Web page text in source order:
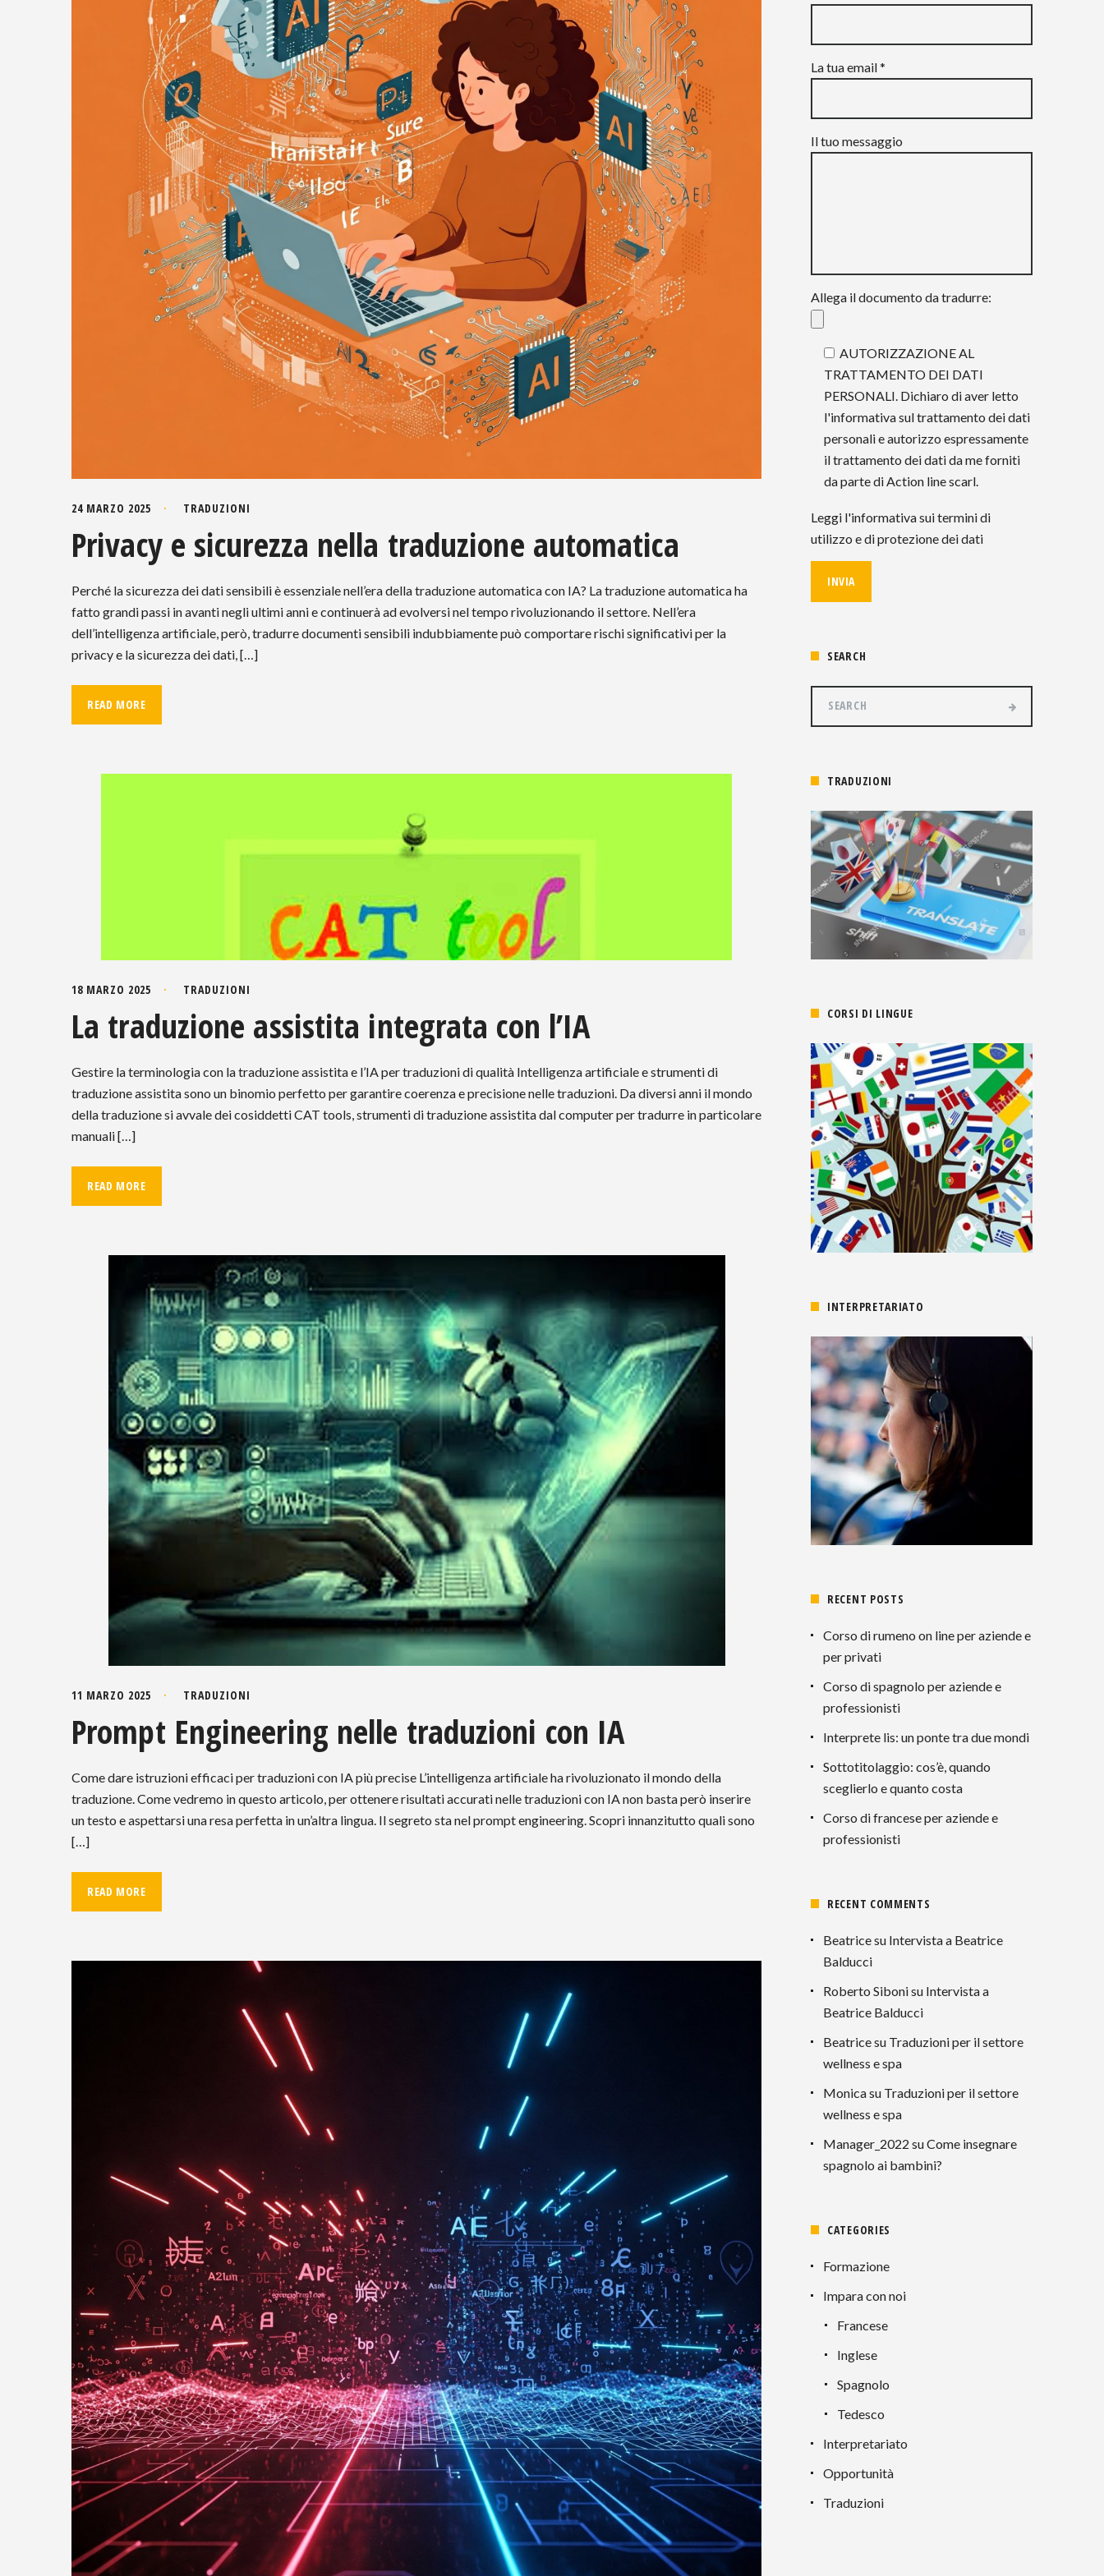
24 MARZO 2025 TRADUZIONI
Privacy e sicurezza nella traduzione automatica
Perché la sicurezza dei dati sensibili è essenziale nell’era della traduzione automatica con IA? La traduzione automatica ha
fatto grandi passi in avanti negli ultimi anni e continuerà ad evolversi nel tempo rivoluzionando il settore. Nell’era
dell’intelligenza artificiale, però, tradurre documenti sensibili indubbiamente può comportare rischi significativi per la
privacy e la sicurezza dei dati, […]
READ MORE
18 MARZO 2025 TRADUZIONI
La traduzione assistita integrata con l’IA
Gestire la terminologia con la traduzione assistita e l’IA per traduzioni di qualità Intelligenza artificiale e strumenti di
traduzione assistita sono un binomio perfetto per garantire coerenza e precisione nelle traduzioni. Da diversi anni il mondo
della traduzione si avvale dei cosiddetti CAT tools, strumenti di traduzione assistita dal computer per tradurre in particolare
manuali […]
READ MORE
11 MARZO 2025 TRADUZIONI
Prompt Engineering nelle traduzioni con IA
Come dare istruzioni efficaci per traduzioni con IA più precise L’intelligenza artificiale ha rivoluzionato il mondo della
traduzione. Come vedremo in questo articolo, per ottenere risultati accurati nelle traduzioni con IA non basta però inserire
un testo e aspettarsi una resa perfetta in un’altra lingua. Il segreto sta nel prompt engineering. Scopri innanzitutto quali sono
[…]
READ MORE
La tua email *
Il tuo messaggio
Allega il documento da tradurre:
AUTORIZZAZIONE AL
TRATTAMENTO DEI DATI
PERSONALI. Dichiaro di aver letto
l'informativa sul trattamento dei dati
personali e autorizzo espressamente
il trattamento dei dati da me forniti
da parte di Action line scarl.
Leggi l'informativa sui termini di
utilizzo e di protezione dei dati
SEARCH
TRADUZIONI
CORSI DI LINGUE
INTERPRETARIATO
RECENT POSTS
Corso di rumeno on line per aziende e
per privati
Corso di spagnolo per aziende e
professionisti
Interprete lis: un ponte tra due mondi
Sottotitolaggio: cos’è, quando
sceglierlo e quanto costa
Corso di francese per aziende e
professionisti
RECENT COMMENTS
Beatricesu Intervista a Beatrice
Balducci
Roberto Sibonisu Intervista a
Beatrice Balducci
Beatricesu Traduzioni per il settore
wellness e spa
Monicasu Traduzioni per il settore
wellness e spa
Manager_2022 suCome insegnare
spagnolo ai bambini?
CATEGORIES
Formazione
Impara con noi
Francese
Inglese
Spagnolo
Tedesco
Interpretariato
Opportunità
Traduzioni